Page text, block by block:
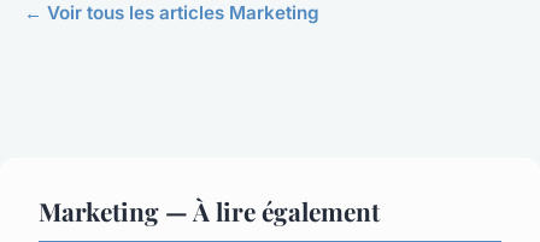
← Voir tous les articles Marketing
Marketing — À lire également